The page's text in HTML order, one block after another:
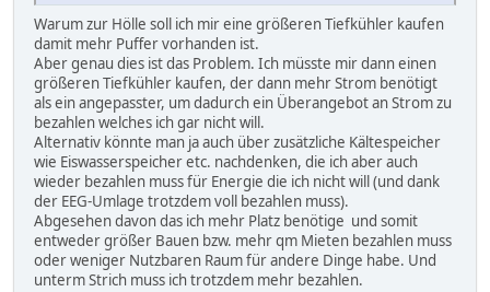
Warum zur Hölle soll ich mir eine größeren Tiefkühler kaufen
damit mehr Puffer vorhanden ist.
Aber genau dies ist das Problem. Ich müsste mir dann einen
größeren Tiefkühler kaufen, der dann mehr Strom benötigt
als ein angepasster, um dadurch ein Überangebot an Strom zu
bezahlen welches ich gar nicht will.
Alternativ könnte man ja auch über zusätzliche Kältespeicher
wie Eiswasserspeicher etc. nachdenken, die ich aber auch
wieder bezahlen muss für Energie die ich nicht will (und dank
der EEG-Umlage trotzdem voll bezahlen muss).
Abgesehen davon das ich mehr Platz benötige und somit
entweder größer Bauen bzw. mehr qm Mieten bezahlen muss
oder weniger Nutzbaren Raum für andere Dinge habe. Und
unterm Strich muss ich trotzdem mehr bezahlen.